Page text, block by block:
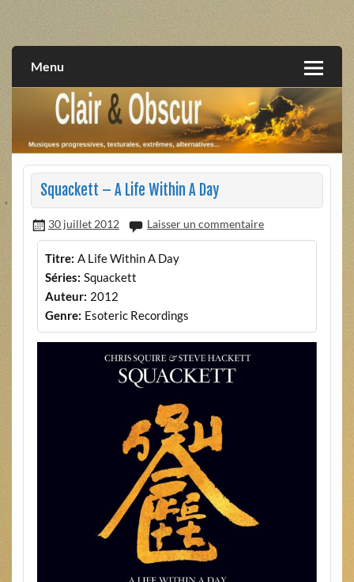
extrêmes, alternatives, texturales
Menu
Squackett – A Life Within A Day
30 juillet 2012 Laisser un commentaire
Titre: A Life Within A Day
Séries: Squackett
Auteur: 2012
Genre: Esoteric Recordings